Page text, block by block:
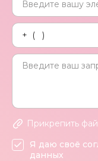
Прикрепить
Я даю своё
данных